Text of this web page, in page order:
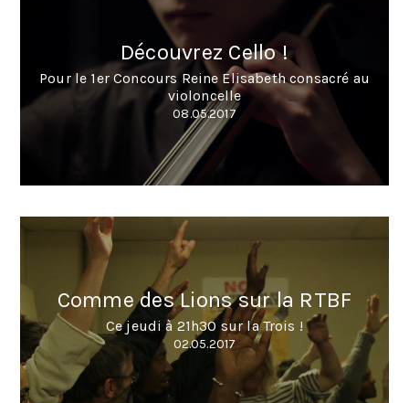
Découvrez Cello !
Pour le 1er Concours Reine Elisabeth consacré au
violoncelle
08.05.2017
Comme des Lions sur la RTBF
Ce jeudi à 21h30 sur la Trois !
02.05.2017